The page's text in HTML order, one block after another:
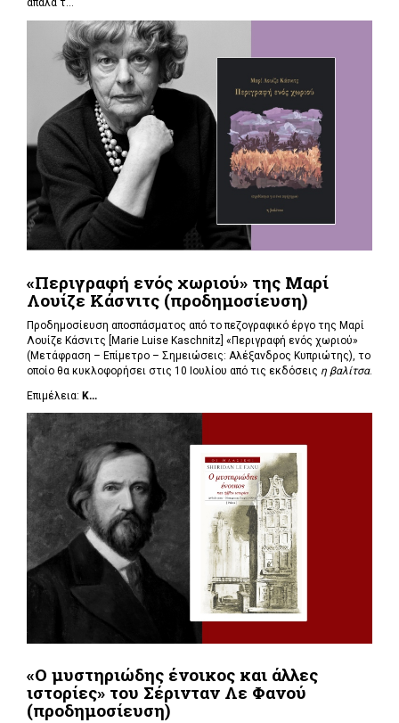
απαλά τ...
«Περιγραφή ενός χωριού» της Μαρί
Λουίζε Κάσνιτς (προδημοσίευση)
Προδημοσίευση αποσπάσματος από το πεζογραφικό έργο της Μαρί
Λουίζε Κάσνιτς [Marie Luise Kaschnitz] «Περιγραφή ενός χωριού»
(Μετάφραση – Επίμετρο – Σημειώσεις: Αλέξανδρος Κυπριώτης), το
οποίο θα κυκλοφορήσει στις 10 Ιουλίου από τις εκδόσεις η βαλίτσα.
Επιμέλεια: Κ...
«Ο μυστηριώδης ένοικος και άλλες
ιστορίες» του Σέρινταν Λε Φανού
(προδημοσίευση)